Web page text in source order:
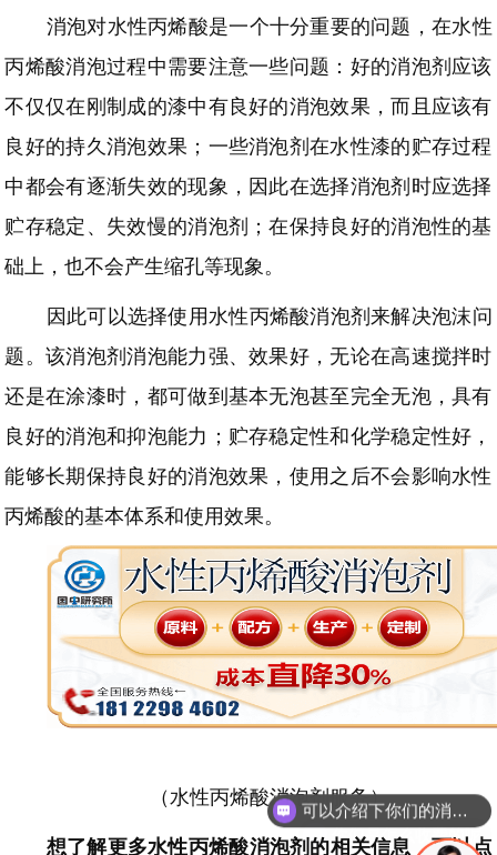
消泡对水性丙烯酸是一个十分重要的问题 ，在水性
丙烯酸消泡过程中需要注意一些问题：好的消泡剂应该
不仅仅在刚制成的漆中有良好的消泡效果，而且应该有
良好的持久消泡效果；一些消泡剂在水性漆的贮存过程
中都会有逐渐失效的现象，因此在选择消泡剂时应选择
贮存稳定、失效慢的消泡剂；在保持良好的消泡性的基
础上，也不会产生缩孔等现象。
因此可以选择使用水性丙烯酸消泡剂来解决泡沫问
题。该消泡剂消泡能力强、效果好，无论在高速搅拌时
还是在涂漆时，都可做到基本无泡甚至完全无泡，具有
良好的消泡和抑泡能力；贮存稳定性和化学稳定性好，
能够长期保持良好的消泡效果，使用之后不会影响水性
丙烯酸的基本体系和使用效果。
（水性丙烯酸消泡剂服务）
想了解更多水性丙烯酸消泡剂 的相关信息，可以点
你们是怎么收费的呢